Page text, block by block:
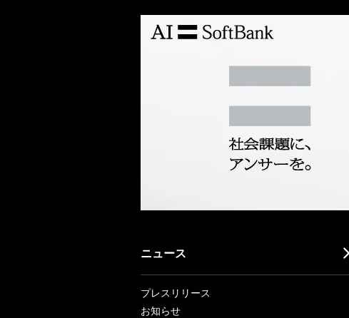
ニュース
プレスリリース
お知らせ